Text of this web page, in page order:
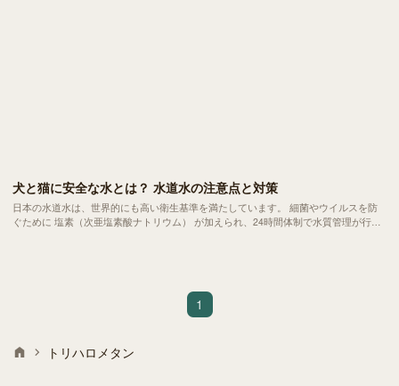
犬と猫に安全な水とは？ 水道水の注意点と対策
日本の水道水は、世界的にも高い衛生基準を満たしています。 細菌やウイルスを防
ぐために 塩素（次亜塩素酸ナトリウム） が加えられ、24時間体制で水質管理が行わ
1
トリハロメタン